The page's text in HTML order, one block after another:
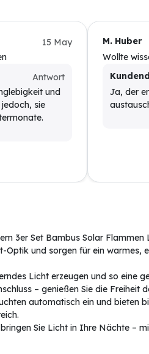
15 May
Antwort
und
sie
M. Huber
Wollte
Ja, der
3er Set Bambus Solar
und sorgen für ein warmes,
Licht erzeugen und so eine
– genießen Sie die Freiheit
automatisch ein und bieten
Sie Licht in Ihre Nächte –